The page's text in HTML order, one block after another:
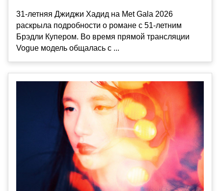
31-летняя Джиджи Хадид на Met Gala 2026
раскрыла подробности о романе с 51-летним
Брэдли Купером. Во время прямой трансляции
Vogue модель общалась с ...